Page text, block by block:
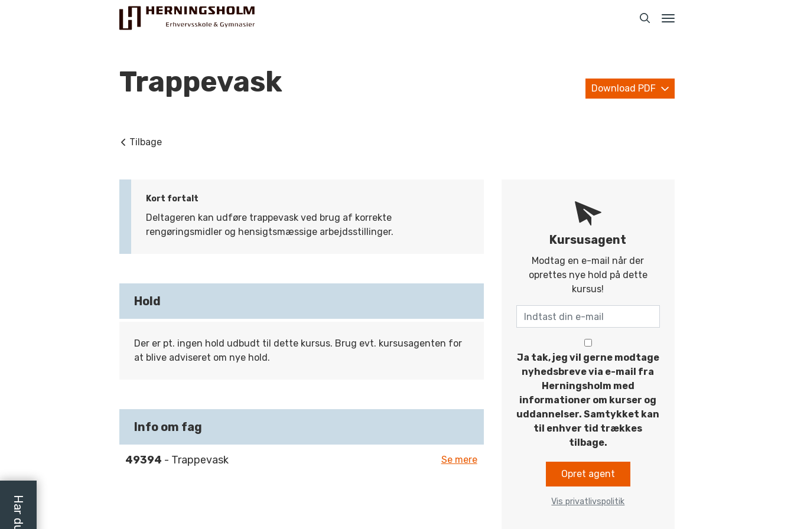
Trappevask Download PDF
Tilbage
Kort fortalt
Deltageren kan udføre trappevask ved brug af korrekte
rengøringsmidler og hensigtsmæssige arbejdsstillinger.
Hold
Der er pt. ingen hold udbudt til dette kursus. Brug evt. kursusagenten for
at blive adviseret om nye hold.
Info om fag
49394 - Trappevask Se mere
Kursusagent
Modtag en e-mail når der
oprettes nye hold på dette
kursus!
Ja tak, jeg vil gerne modtage
nyhedsbreve via e-mail fra
Herningsholm med
informationer om kurser og
uddannelser. Samtykket kan
til enhver tid trækkes
tilbage.
Opret agent
Vis privatlivspolitik